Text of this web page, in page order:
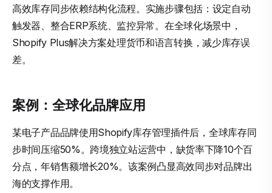
高效库存同步依赖结构化流程。实施步骤包括：设定自动
触发器、整合ERP系统、监控异常。在全球化场景中，
Shopify Plus解决方案处理货币和语言转换，减少库存误
差。
案例：全球化品牌应用
某电子产品品牌使用Shopify库存管理插件后，全球库存同
步时间压缩50%。跨境独立站运营中，缺货率下降10个百
分点，年销售额增长20%。该案例凸显高效同步对品牌出
海的支撑作用。